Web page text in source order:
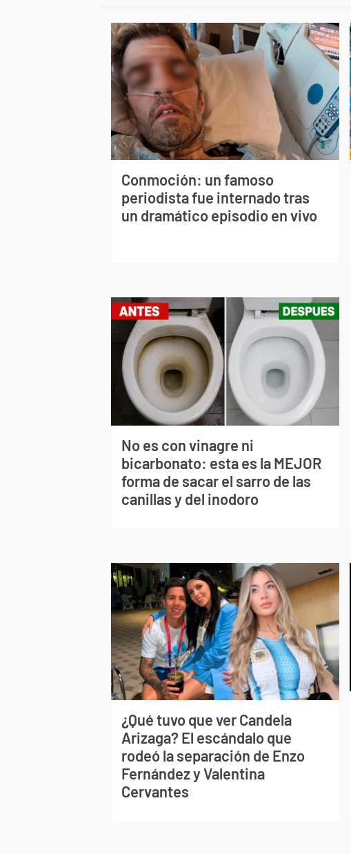
Conmoción: un famoso
periodista fue internado tras
un dramático episodio en vivo
No es con vinagre ni
bicarbonato: esta es la MEJOR
forma de sacar el sarro de las
canillas y del inodoro
¿Qué tuvo que ver Candela
Arizaga? El escándalo que
rodeó la separación de Enzo
Fernández y Valentina
Cervantes